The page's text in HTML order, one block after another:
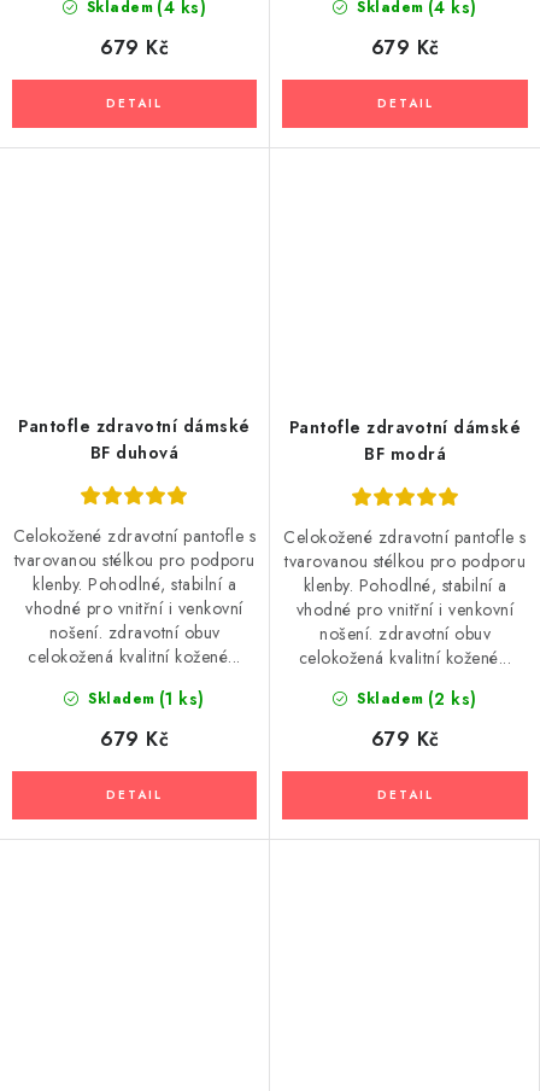
Skladem (4 ks)
679 Kč
Skladem (4 ks)
679 Kč
Pantofle zdravotní dámské
BF duhová
Skladem (1 ks)
679 Kč
Celokožené zdravotní pantofle s
tvarovanou stélkou pro podporu
klenby. Pohodlné, stabilní a
vhodné pro vnitřní i venkovní
nošení. zdravotní obuv
celokožená kvalitní kožené...
Pantofle zdravotní dámské
BF modrá
Skladem (2 ks)
679 Kč
Celokožené zdravotní pantofle s
tvarovanou stélkou pro podporu
klenby. Pohodlné, stabilní a
vhodné pro vnitřní i venkovní
nošení. zdravotní obuv
celokožená kvalitní kožené...